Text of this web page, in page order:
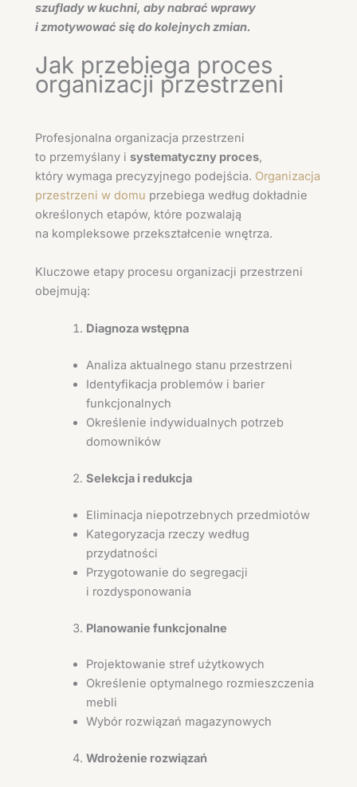
szuflady w kuchni, aby nabrać wprawy
i zmotywować się do kolejnych zmian.
Jak przebiega proces
organizacji przestrzeni
Profesjonalna organizacja przestrzeni
to przemyślany i systematyczny proces,
który wymaga precyzyjnego podejścia. Organizacja
przestrzeni w domu przebiega według dokładnie
określonych etapów, które pozwalają
na kompleksowe przekształcenie wnętrza.
Kluczowe etapy procesu organizacji przestrzeni
obejmują:
Diagnoza wstępna
Analiza aktualnego stanu przestrzeni
Identyfikacja problemów i barier
funkcjonalnych
Określenie indywidualnych potrzeb
domowników
Selekcja i redukcja
Eliminacja niepotrzebnych przedmiotów
Kategoryzacja rzeczy według
przydatności
Przygotowanie do segregacji
i rozdysponowania
Planowanie funkcjonalne
Projektowanie stref użytkowych
Określenie optymalnego rozmieszczenia
mebli
Wybór rozwiązań magazynowych
Wdrożenie rozwiązań